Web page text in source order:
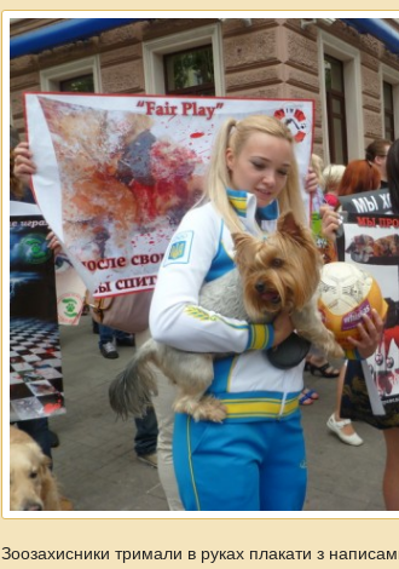
Зоозахисники тримали в руках плакати з